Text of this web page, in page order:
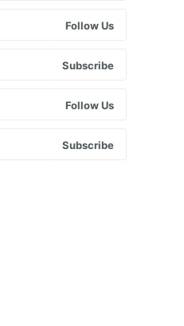
Follow Us
Subscribe
Follow Us
Subscribe